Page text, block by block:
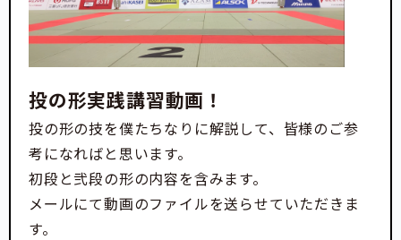
投の形実践講習動画！
投の形の技を僕たちなりに解説して、皆様のご参
考になればと思います。
初段と弐段の形の内容を含みます。
メールにて動画のファイルを送らせていただきま
す。